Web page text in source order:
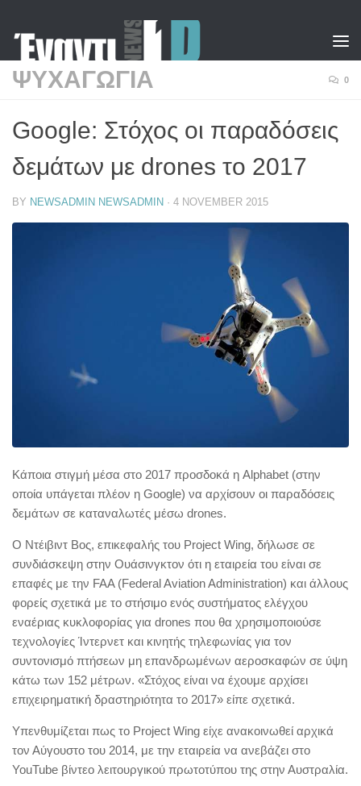
ΨΥΧΑΓΩΓΙΑ 0
Google: Στόχος οι παραδόσεις
δεμάτων με drones το 2017
BY NEWSADMIN NEWSADMIN · 4 NOVEMBER 2015
Κάποια στιγμή μέσα στο 2017 προσδοκά η Alphabet (στην
οποία υπάγεται πλέον η Google) να αρχίσουν οι παραδόσεις
δεμάτων σε καταναλωτές μέσω drones.
Ο Ντέιβιντ Βος, επικεφαλής του Project Wing, δήλωσε σε
συνδιάσκεψη στην Ουάσινγκτον ότι η εταιρεία του είναι σε
επαφές με την FAA (Federal Aviation Administration) και άλλους
φορείς σχετικά με το στήσιμο ενός συστήματος ελέγχου
εναέριας κυκλοφορίας για drones που θα χρησιμοποιούσε
τεχνολογίες Ίντερνετ και κινητής τηλεφωνίας για τον
συντονισμό πτήσεων μη επανδρωμένων αεροσκαφών σε ύψη
κάτω των 152 μέτρων. «Στόχος είναι να έχουμε αρχίσει
επιχειρηματική δραστηριότητα το 2017» είπε σχετικά.
Υπενθυμίζεται πως το Project Wing είχε ανακοινωθεί αρχικά
τον Αύγουστο του 2014, με την εταιρεία να ανεβάζει στο
YouTube βίντεο λειτουργικού πρωτοτύπου της στην Αυστραλία.